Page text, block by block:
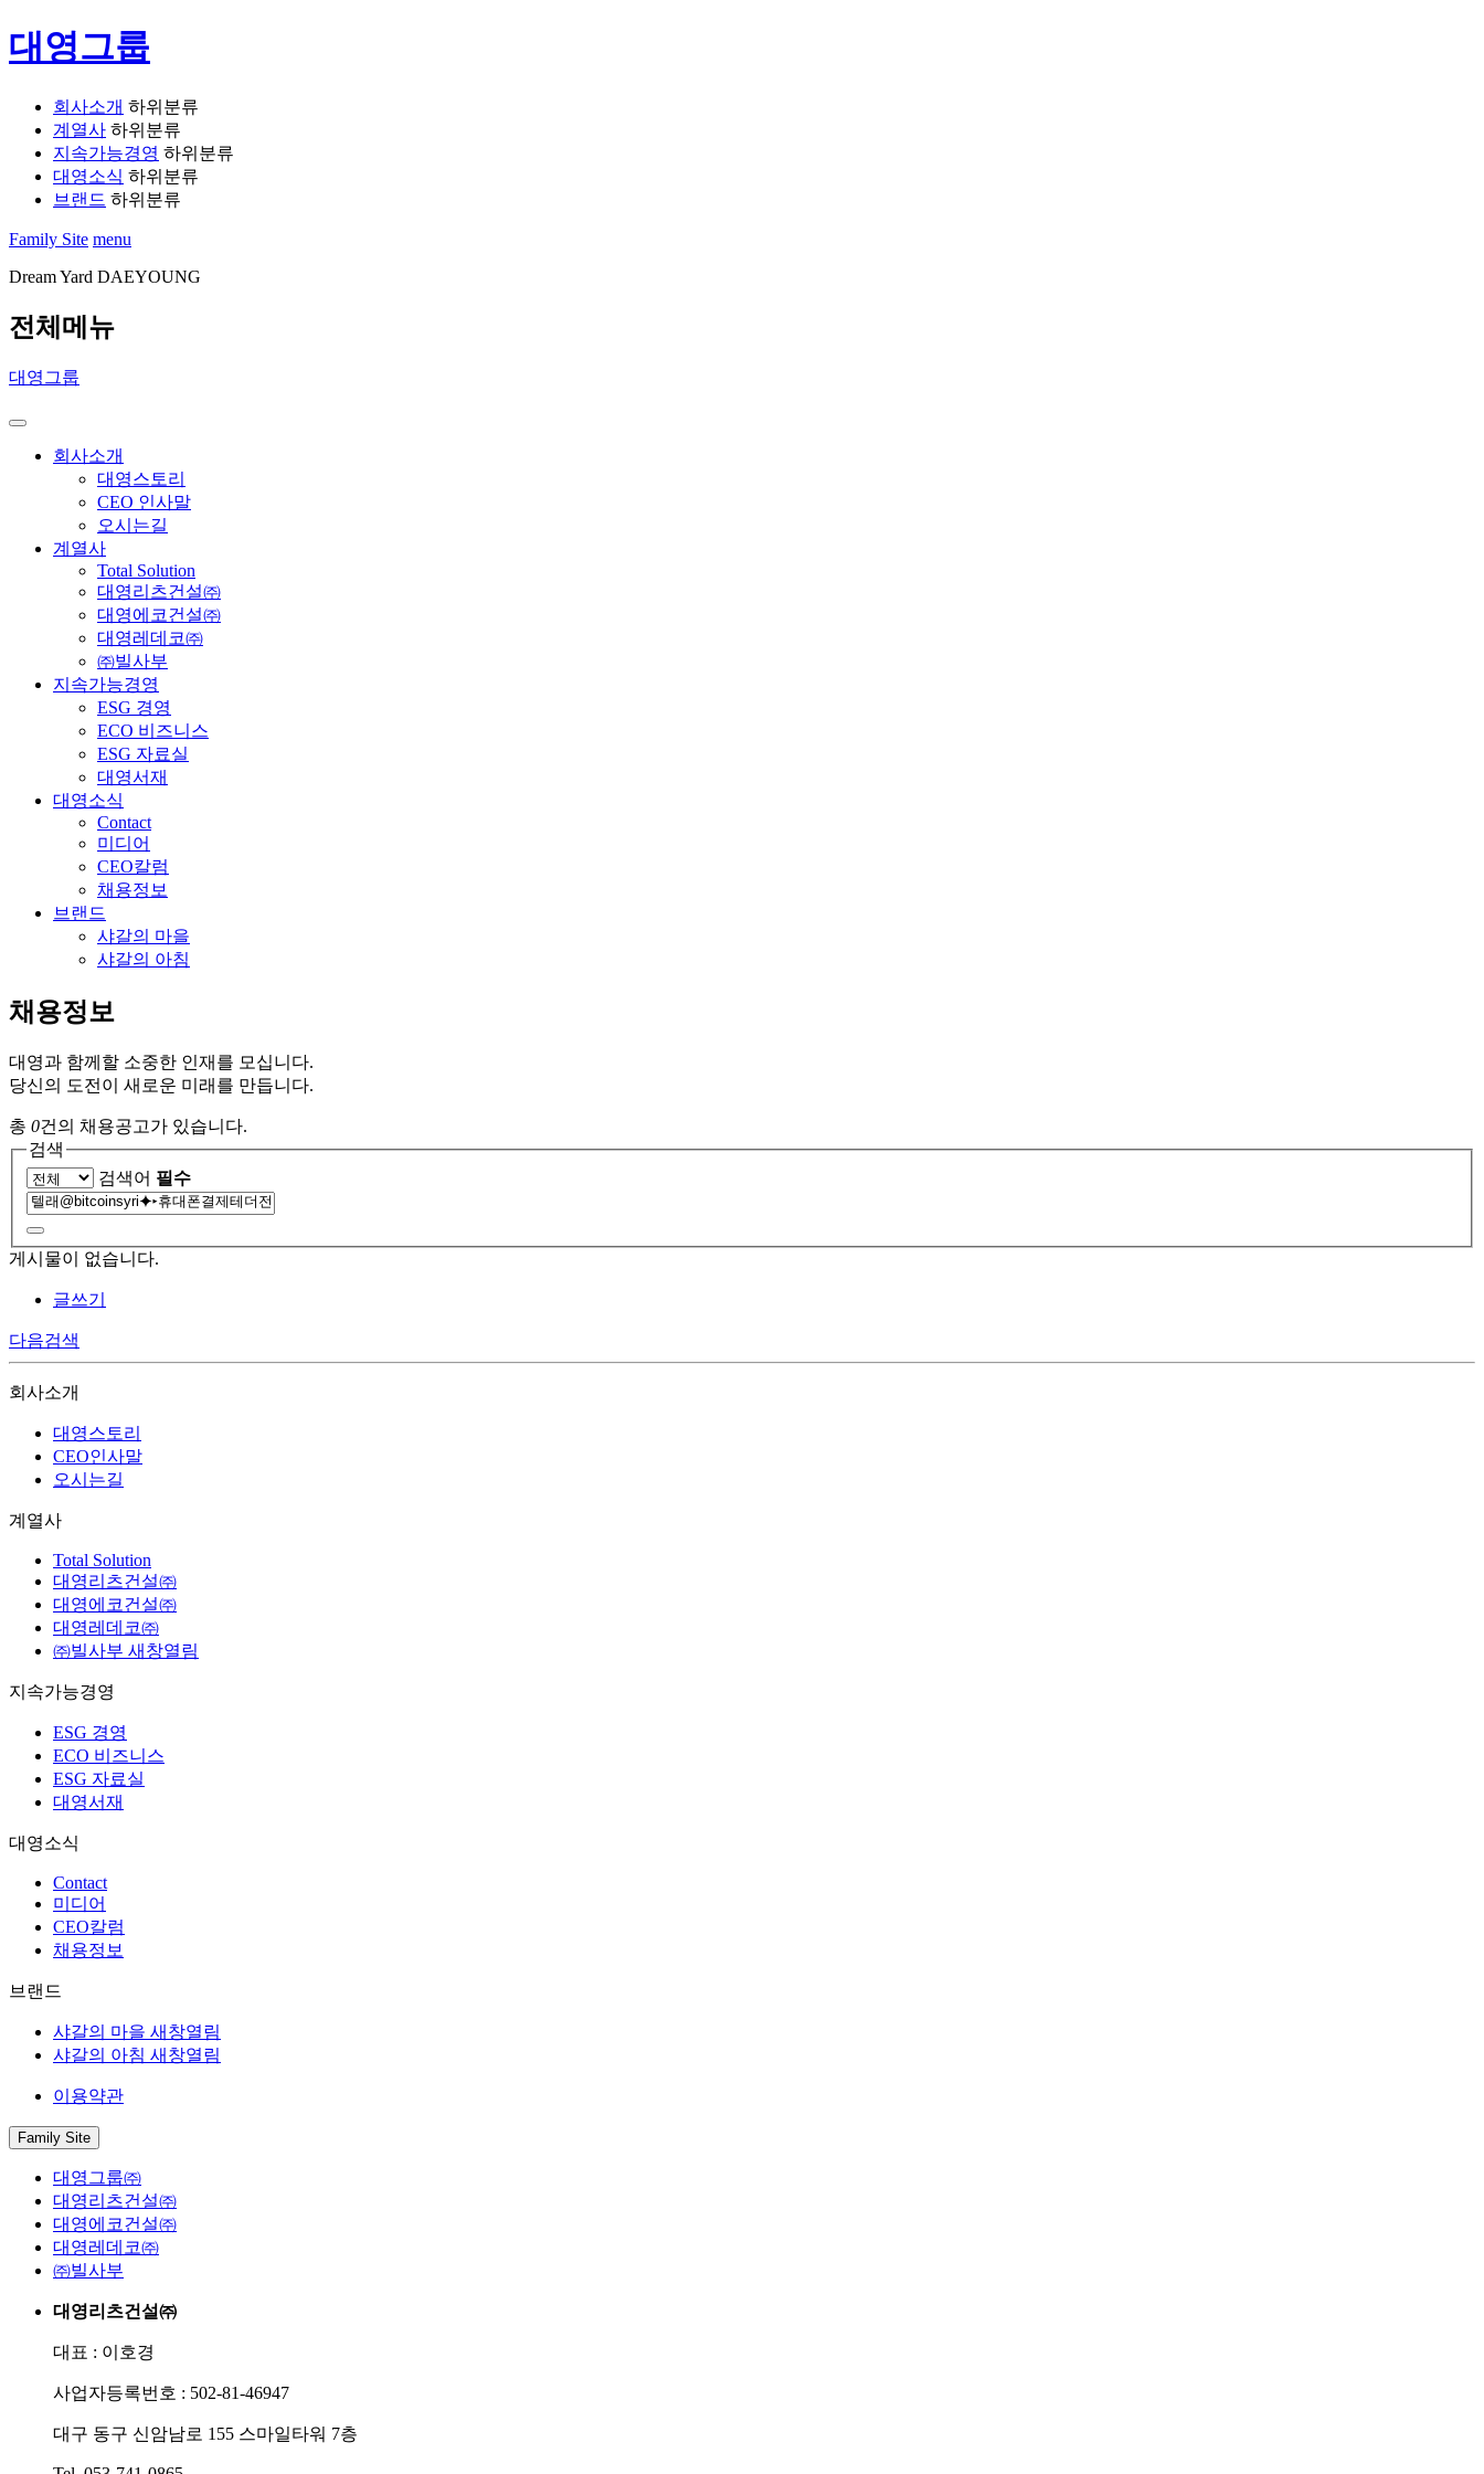
대영그룹
회사소개 하위분류
계열사 하위분류
지속가능경영 하위분류
대영소식 하위분류
브랜드 하위분류
Family Site menu
Dream Yard DAEYOUNG
전체메뉴
대영그룹
회사소개
대영스토리
CEO 인사말
오시는길
계열사
Total Solution
대영리츠건설㈜
대영에코건설㈜
대영레데코㈜
㈜빌사부
지속가능경영
ESG 경영
ECO 비즈니스
ESG 자료실
대영서재
대영소식
Contact
미디어
CEO칼럼
채용정보
브랜드
샤갈의 마을
샤갈의 아침
채용정보
대영과 함께할 소중한 인재를 모십니다.
당신의 도전이 새로운 미래를 만듭니다.
총 0건의 채용공고가 있습니다.
검색
검색어 필수
게시물이 없습니다.
글쓰기
다음검색
회사소개
대영스토리
CEO인사말
오시는길
계열사
Total Solution
대영리츠건설㈜
대영에코건설㈜
대영레데코㈜
㈜빌사부 새창열림
지속가능경영
ESG 경영
ECO 비즈니스
ESG 자료실
대영서재
대영소식
Contact
미디어
CEO칼럼
채용정보
브랜드
샤갈의 마을 새창열림
샤갈의 아침 새창열림
이용약관
Family Site
대영그룹㈜
대영리츠건설㈜
대영에코건설㈜
대영레데코㈜
㈜빌사부
대영리츠건설㈜
대표 : 이호경
사업자등록번호 : 502-81-46947
대구 동구 신암남로 155 스마일타워 7층